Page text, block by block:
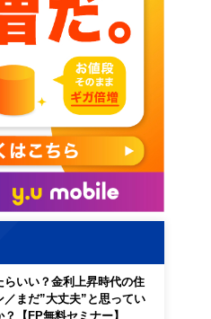
らいい？金利上昇時代の住
／まだ”大丈夫”と思ってい
？【FP無料セミナー】